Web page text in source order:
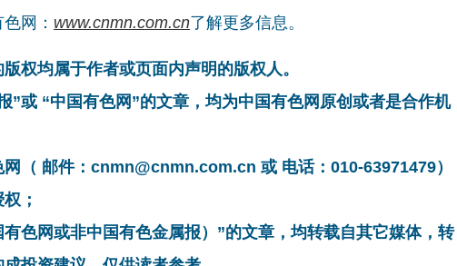
网： www.cnmn.com.cn了解更多信息。
权均属于作者或页面内声明的版权人。
”或 “中国有色网”的文章，均为中国有色网原创或者是合作机
（ 邮件：cnmn@cnmn.com.cn 或 电话：010-63971479）
；
色网或非中国有色金属报）”的文章，均转载自其它媒体，转